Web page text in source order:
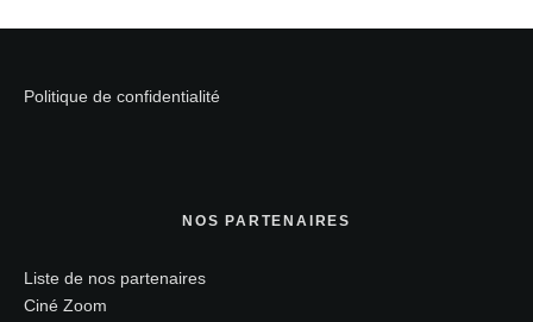
Politique de confidentialité
NOS PARTENAIRES
Liste de nos partenaires
Ciné Zoom